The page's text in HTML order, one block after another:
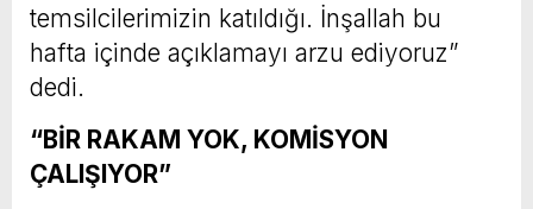
temsilcilerimizin katıldığı. İnşallah bu
hafta içinde açıklamayı arzu ediyoruz”
dedi.
“BİR RAKAM YOK, KOMİSYON
ÇALIŞIYOR”